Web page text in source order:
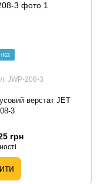
JWP-208-3
верстат JET
3
грн